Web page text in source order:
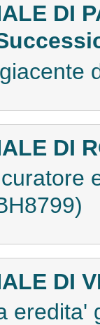
DI
DI
DI
eredita'